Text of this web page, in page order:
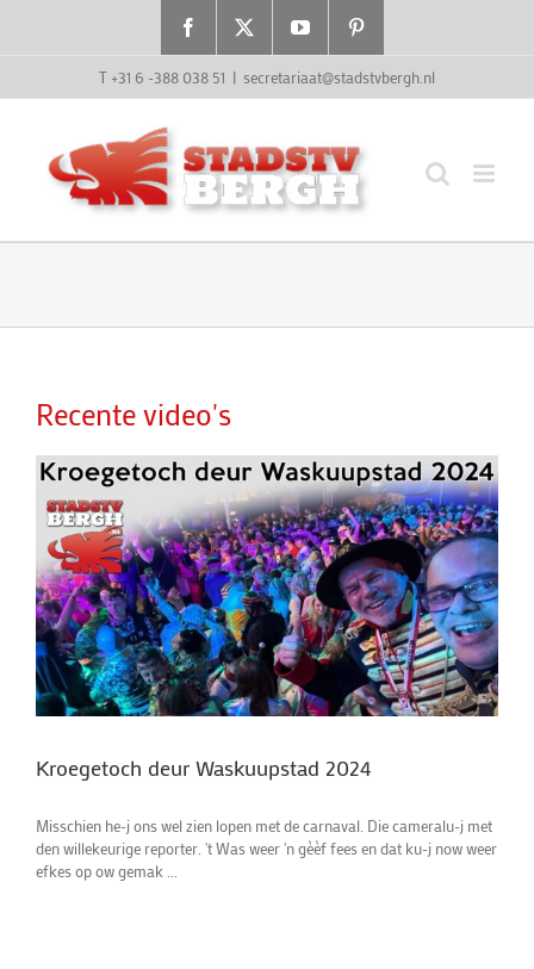
Facebook YouTube
T +31 6 -388 038 51 | secretariaat@stadstvbergh.nl
Recente video's
Kroegetoch deur Waskuupstad 2024
Misschien he-j ons wel zien lopen met de carnaval. Die cameralu-j met
den willekeurige reporter. 't Was weer 'n gèèf fees en dat ku-j now weer
efkes op ow gemak ...